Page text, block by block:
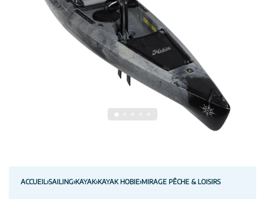
ACCUEIL›SAILING›KAYAK›KAYAK HOBIE›MIRAGE PÊCHE & LOISIRS